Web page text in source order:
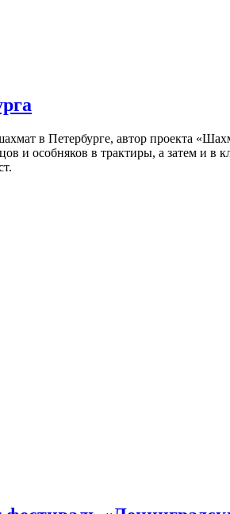
в Петербурге, автор проекта
и особняков в трактиры, а затем и